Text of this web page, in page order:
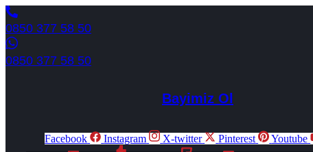
0850 377 58 50
0850 377 58 50
Bayimiz Ol
Facebook Instagram X-twitter Pinterest Youtube